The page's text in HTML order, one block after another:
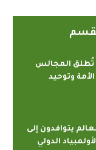
تُطلق المجالس
وتوحيد
يتوافدون إلى
الدولي